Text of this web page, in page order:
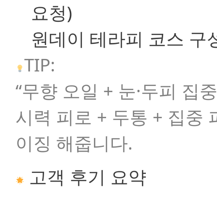
요청)
원데이 테라피 코스 구
TIP:
“무향 오일 + 눈·두피 집
시력 피로 + 두통 + 집중
이징 해줍니다.
고객 후기 요약